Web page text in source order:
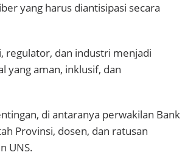
yang harus diantisipasi secara
regulator, dan industri menjadi
yang aman, inklusif, dan
di antaranya perwakilan Bank
Provinsi, dosen, dan ratusan
UNS.